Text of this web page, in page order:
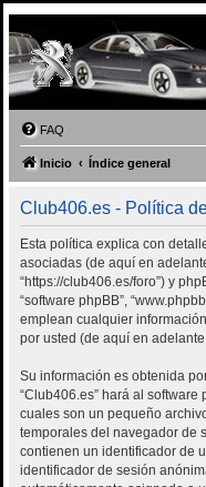
FAQ
Inicio Índice general
Club406.es - Política
Esta política explica con
asociadas (de aquí en adelante
“https://club406.es/foro”) y
“software phpBB”,
emplean cualquier
por usted (de aquí en adelante
Su información es obtenida
“Club406.es” hará al
cuales son un pequeño
temporales del navegador de
contienen un identificador de
identificador de sesión